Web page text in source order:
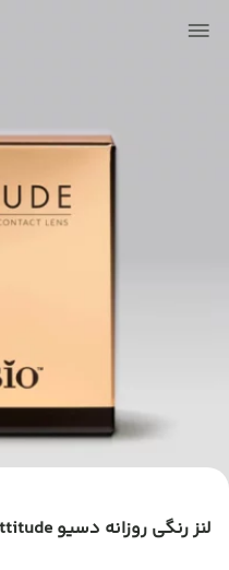
لنز رنگی روزانه دسیو Desio Attitude